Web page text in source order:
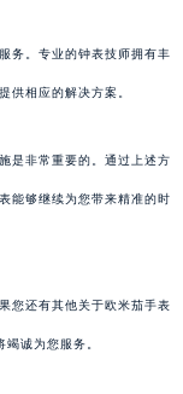
务。专业的钟表技师拥有丰
供相应的解决方案。
是非常重要的。通过上述方
能够继续为您带来精准的时
您还有其他关于欧米茄手表
诚为您服务。